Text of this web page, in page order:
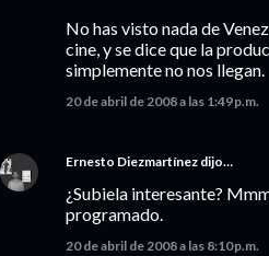
No has visto nada de
cine, y se dice que la
simplemente no nos llegan.
20 de abril de 2008 a las 1:49 p.m.
Ernesto Diezmartínez dijo…
¿Subiela interesante?
programado.
20 de abril de 2008 a las 8:10 p.m.